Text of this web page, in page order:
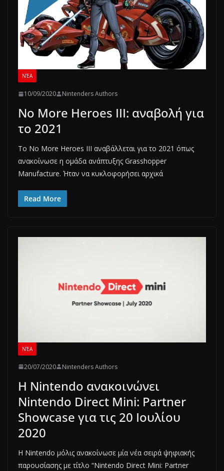
ΝΈΑ
10/09/2020 Nintenders Authors
No More Heroes III: αναβολή για
το 2021
To No More Heroes III αναβάλλεται για το 2021 όπως
ανακοίνωσε η ομάδα ανάπτυξης Grasshopper
Manufacture. Ήταν να κυκλοφορήσει αρχικά
Read More
ΝΈΑ
20/07/2020 Nintenders Authors
Η Nintendo ανακοινώνει
Nintendo Direct Mini: Partner
Showcase για τις 20 Ιουλίου
2020
Η Nintendo μόλις ανακοίνωσε μία νέα σειρά ψηφιακής
παρουσίασης με τίτλο “Nintendo Direct Mini: Partner